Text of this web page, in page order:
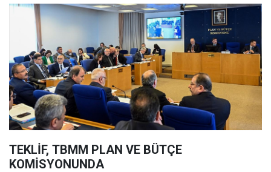
TEKLİF, TBMM PLAN VE BÜTÇE
KOMİSYONUNDA